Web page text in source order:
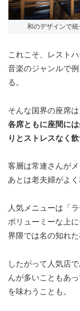
和のデザインで
これこそ、レスト
音楽のジャンルで
る。
そんな国界の座席
各席ともに座間に
りとストレスなく
客層は常連さんが
あとは老夫婦がよく
人気メニューは「
ボリューミーな上
界隈では名の知れた
したがって人気店
んが多いこともあ
を味わうことも。